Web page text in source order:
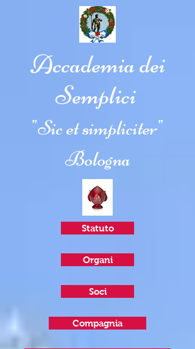
Accademia dei
Semplici
"Sic et simpliciter"
Bologna
Statuto
Organi
Soci
Compagnia